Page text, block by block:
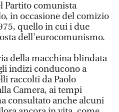
Partito comunista
in occasione del comizio
quello in cui i due
dell'eurocomunismo.
della macchina blindata
indizi conducono a
raccolti da Paolo
Camera, ai tempi
consultato anche alcuni